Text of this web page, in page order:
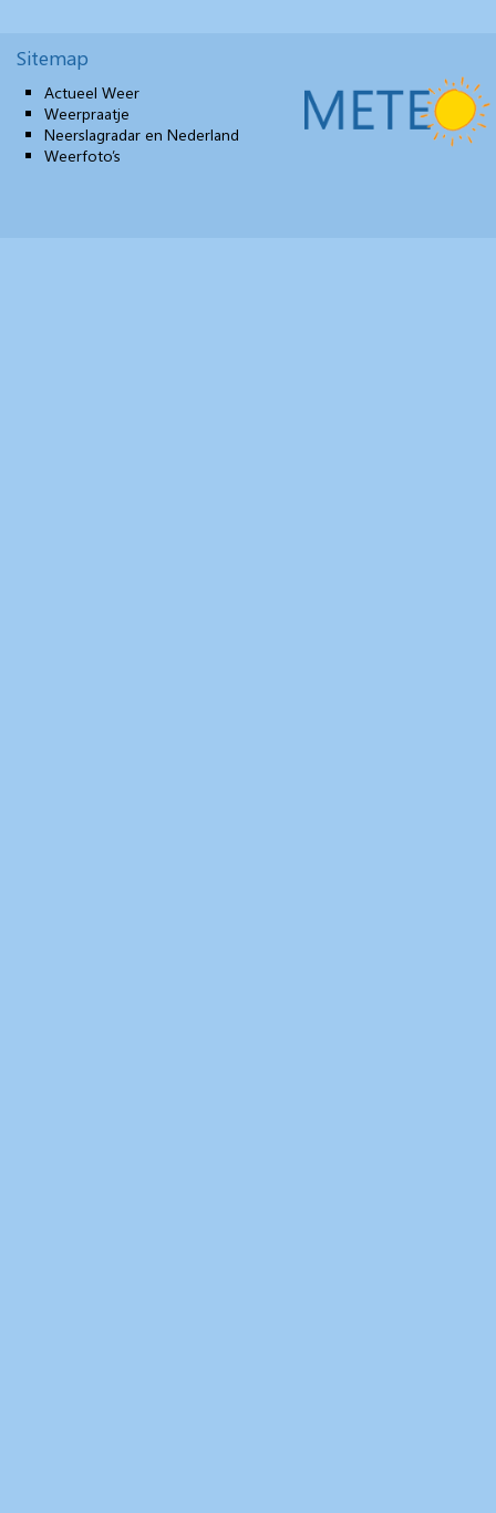
Sitemap
Actueel Weer
Weerpraatje
Neerslagradar en Nederland
Weerfoto’s